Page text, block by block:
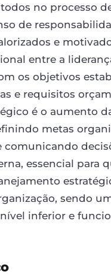
no processo
de
e
entre a
os objetivos
e requisitos
é o aumento
metas
essencial para
sendo
inferior e